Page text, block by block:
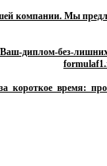
компании. Мы